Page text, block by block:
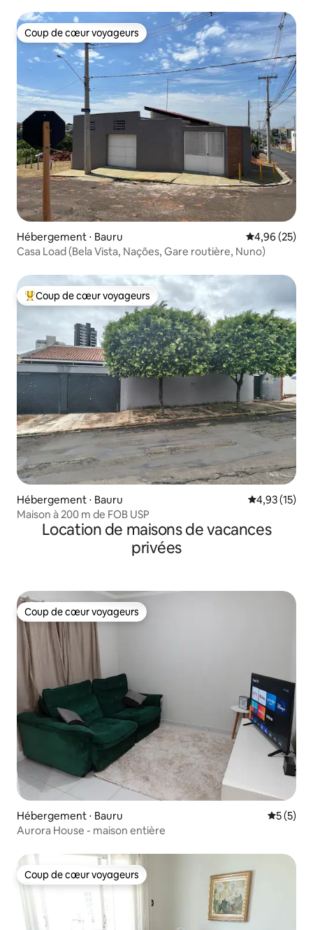
Coup de cœur voyageurs
Coup de cœur voyageurs
Hébergement ⋅ Bauru Évaluation
4,96 (25)
Casa Load (Bela Vista, Nações, Gare routière, Nuno)
Coups de cœur voyageurs les plus appréciés
Coup de cœur voyageurs
Hébergement ⋅ Bauru Évaluation
4,93 (15)
Maison à 200 m de FOB USP
Location de maisons de vacances
privées
Coup de cœur voyageurs
Coup de cœur voyageurs
Hébergement ⋅ Bauru
5 (5)
Aurora House - maison entière
Coup de cœur voyageurs
Coup de cœur voyageurs